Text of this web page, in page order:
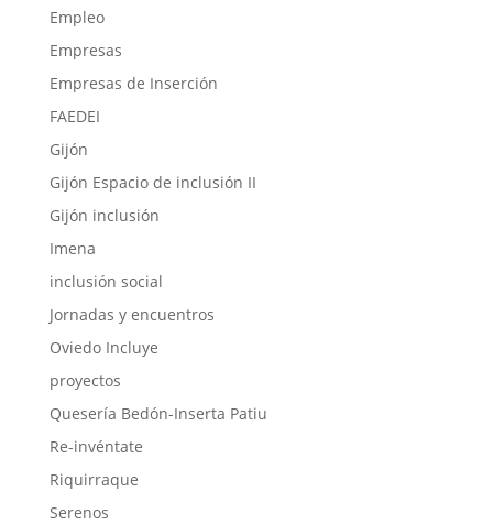
Empleo
Empresas
Empresas de Inserción
FAEDEI
Gijón
Gijón Espacio de inclusión II
Gijón inclusión
Imena
inclusión social
Jornadas y encuentros
Oviedo Incluye
proyectos
Quesería Bedón-Inserta Patiu
Re-invéntate
Riquirraque
Serenos